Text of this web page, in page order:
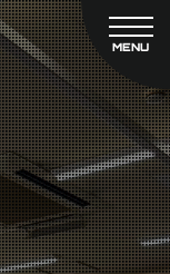
MENU
CLOSE
いて